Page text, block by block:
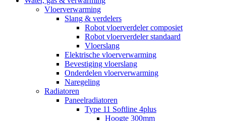
Vloerverwarming
Slang & verdelers
Robot vloerverdeler composiet
Robot vloerverdeler standaard
Vloerslang
Elektrische vloerverwarming
Bevestiging vloerslang
Onderdelen vloerverwarming
Naregeling
Radiatoren
Paneelradiatoren
Type 11 Softline 4plus
Hoogte 300mm